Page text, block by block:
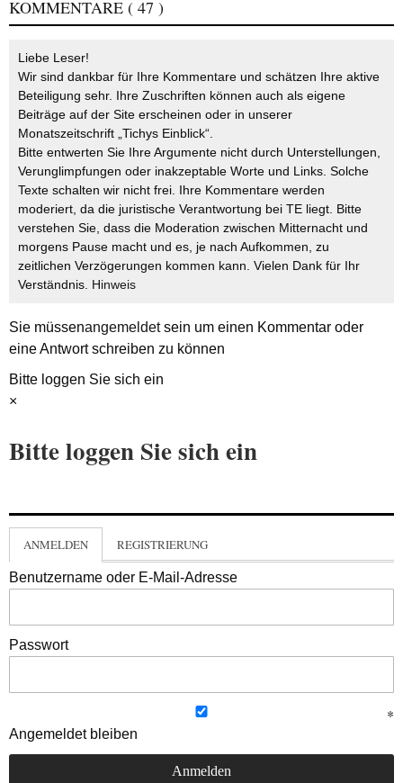
KOMMENTARE ( 47 )
Liebe Leser!
Wir sind dankbar für Ihre Kommentare und schätzen Ihre aktive
Beteiligung sehr. Ihre Zuschriften können auch als eigene
Beiträge auf der Site erscheinen oder in unserer
Monatszeitschrift „Tichys Einblick“.
Bitte entwerten Sie Ihre Argumente nicht durch Unterstellungen,
Verunglimpfungen oder inakzeptable Worte und Links. Solche
Texte schalten wir nicht frei. Ihre Kommentare werden
moderiert, da die juristische Verantwortung bei TE liegt. Bitte
verstehen Sie, dass die Moderation zwischen Mitternacht und
morgens Pause macht und es, je nach Aufkommen, zu
zeitlichen Verzögerungen kommen kann. Vielen Dank für Ihr
Verständnis. Hinweis
Sie müssenangemeldetsein um einen Kommentar oder
eine Antwort schreiben zu können
Bitte loggen Sie sich ein
×
Bitte loggen Sie sich ein
ANMELDEN REGISTRIERUNG
Benutzername oder E-Mail-Adresse
Passwort
Angemeldet bleiben